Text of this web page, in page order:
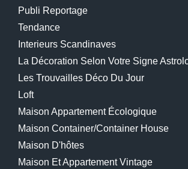
Publi Reportage
Tendance
Interieurs Scandinaves
La Décoration Selon Votre Signe
Les Trouvailles Déco Du Jour
Loft
Maison Appartement Écologique
Maison Container/container House
Maison D'hôtes
Maison Et Appartement Vintage